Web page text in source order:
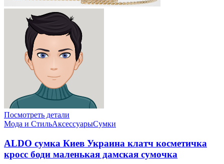
Посмотреть детали
Мода и СтильАксессуарыСумки
ALDO сумка Киев Украина клатч коcметичка
кросс боди маленькая дамская сумочка